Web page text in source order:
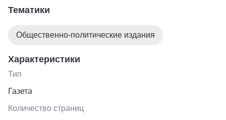
Тематики
Общественно-политические издания
Характеристики
Тип
Газета
Количество страниц